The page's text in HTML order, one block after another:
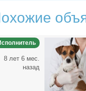
8 лет 6 мес.
назад